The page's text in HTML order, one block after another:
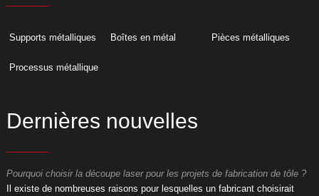
Supports métalliques Boîtes en métal Pièces métalliques
Processus métallique
Dernières nouvelles
Pourquoi choisir la découpe laser pour les projets de fabrication de tôle ?
​Il existe de nombreuses raisons pour lesquelles un fabricant choisirait